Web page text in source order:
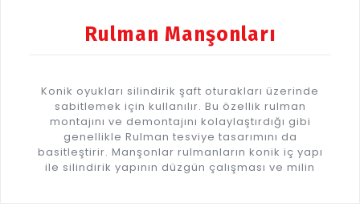
Rulman Manşonları
Konik oyukları silindirik şaft oturakları üzerinde
sabitlemek için kullanılır. Bu özellik rulman
montajını ve demontajını kolaylaştırdığı gibi
genellikle Rulman tesviye tasarımını da
basitleştirir. Manşonlar rulmanların konik iç yapı
ile silindirik yapının düzgün çalışması ve milin